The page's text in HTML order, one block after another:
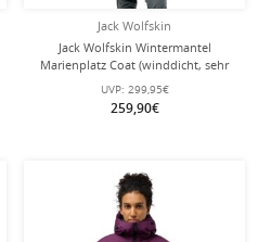
Jack Wolfskin
Jack Wolfskin Wintermantel
Marienplatz Coat (winddicht, sehr
wasserabweisend) violett Damen
UVP: 299,95€
259,90€